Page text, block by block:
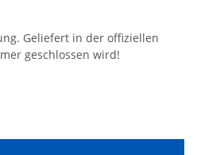
Geliefert in der offiziellen
geschlossen wird!